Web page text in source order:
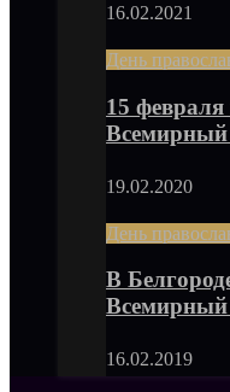
16.02.2021
День
15 февраля
19.02.2020
День
В
16.02.2019